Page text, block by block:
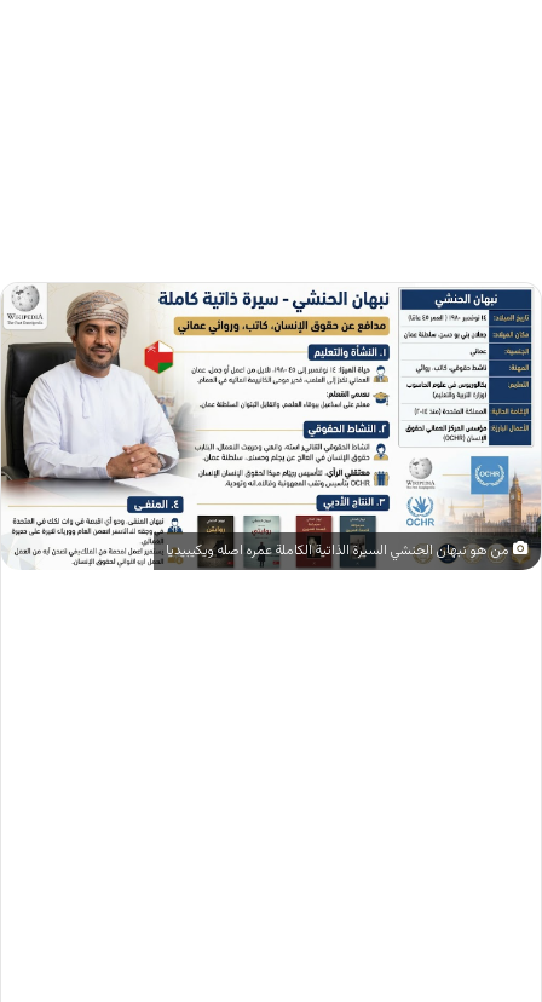
من هو نبهان الحنشي السيرة الذاتية الكاملة عمره اصله ويكيبيديا